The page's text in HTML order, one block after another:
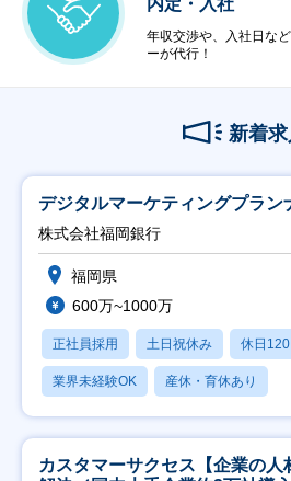
内定・入社
年収交渉や、入社日な
ーが代行！
新着求
デジタルマーケティングプラン
株式会社福岡銀行
福岡県
600万~1000万
正社員採用 土日祝休み 休日
業界未経験OK 産休・育休あり
カスタマーサクセス【企業の